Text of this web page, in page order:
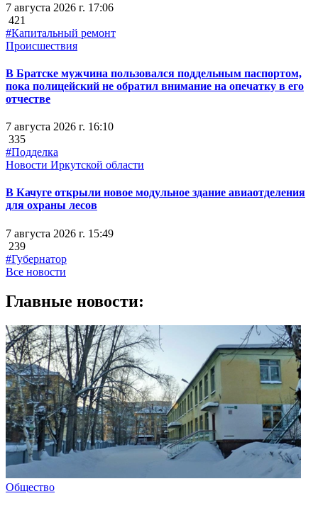
7 августа 2026 г. 17:06
421
#Капитальный ремонт
Происшествия
В Братске мужчина пользовался поддельным паспортом,
пока полицейский не обратил внимание на опечатку в его
отчестве
7 августа 2026 г. 16:10
335
#Подделка
Новости Иркутской области
В Качуге открыли новое модульное здание авиаотделения
для охраны лесов
7 августа 2026 г. 15:49
239
#Губернатор
Все новости
Главные новости:
Общество